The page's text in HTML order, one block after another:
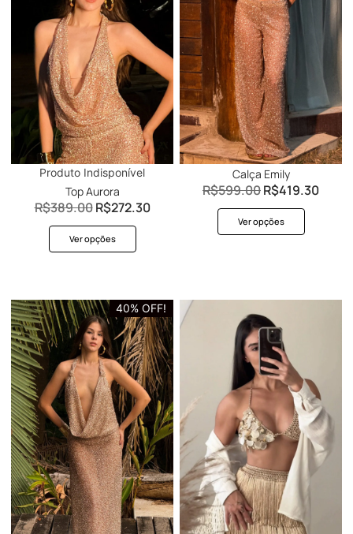
Produto Indisponível
Top Aurora
R$389.00 R$272.30
Ver opções
Calça Emily
R$599.00R$419.30
Ver opções
40% OFF!